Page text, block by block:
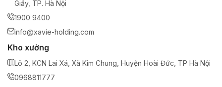
Giấy, TP. Hà Nội
1900 9400
info@xavie-holding.com
Kho xưởng
Lô 2, KCN Lai Xá, Xã Kim Chung, Huyện Hoài Đức, TP Hà Nội
0968811777